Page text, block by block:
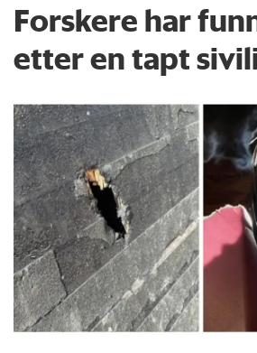
Forskere har
etter en tapt